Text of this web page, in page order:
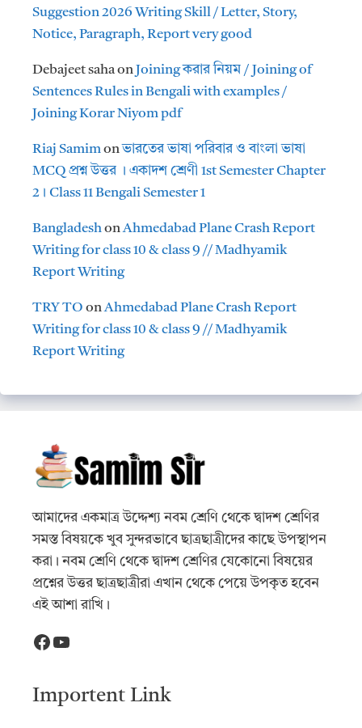
Suggestion 2026 Writing Skill / Letter, Story,
Notice, Paragraph, Report very good
Debajeet sahaonJoining করার নিয়ম / Joining of
Sentences Rules in Bengali with examples /
Joining Korar Niyom pdf
Riaj Samimonভারতের ভাষা পরিবার ও বাংলা ভাষা
MCQ প্রশ্ন উত্তর । একাদশ শ্রেণী 1st Semester Chapter
2। Class 11 Bengali Semester 1
BangladeshonAhmedabad Plane Crash Report
Writing for class 10 & class 9 // Madhyamik
Report Writing
TRY TO onAhmedabad Plane Crash Report
Writing for class 10 & class 9 // Madhyamik
Report Writing
আমাদের একমাত্র উদ্দেশ্য নবম শ্রেণি থেকে দ্বাদশ শ্রেণির
সমস্ত বিষয়কে খুব সুন্দরভাবে ছাত্রছাত্রীদের কাছে উপস্থাপন
করা। নবম শ্রেণি থেকে দ্বাদশ শ্রেণির যেকোনো বিষয়ের
প্রশ্নের উত্তর ছাত্রছাত্রীরা এখান থেকে পেয়ে উপকৃত হবেন
এই আশা রাখি।
Facebook
YouTube
Importent Link